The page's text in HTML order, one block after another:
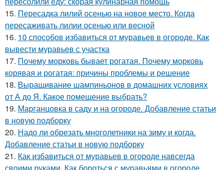
15. Пересадка лилий осенью на новое место. Когда
пересаживать лилии осенью или весной
16. 10 способов избавиться от муравьев в огороде. Как
вывести муравьев с участка
17. Почему морковь бывает рогатая. Почему морковь
корявая и рогатая: причины проблемы и решение
18. Выращивание шампиньонов в домашних условиях
от А до Я. Какое помещение выбрать?
19. Марганцовка в саду и на огороде. Добавление статьи
в новую подборку
20. Надо ли обрезать многолетники на зиму и когда.
Добавление статьи в новую подборку
21. Как избавиться от муравьев в огороде навсегда